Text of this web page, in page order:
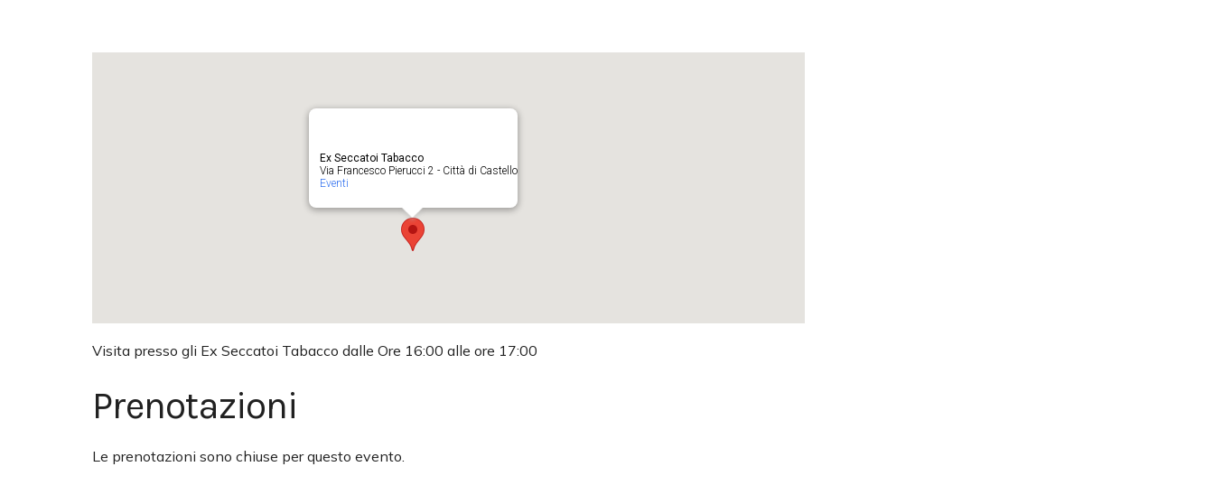
Ex Seccatoi Tabacco
Via Francesco Pierucci 2 - Città di Castello
Eventi
Visita presso gli Ex Seccatoi Tabacco dalle Ore 16:00 alle ore 17:00
Prenotazioni
Le prenotazioni sono chiuse per questo evento.